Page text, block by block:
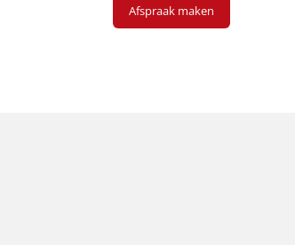
Afspraak maken